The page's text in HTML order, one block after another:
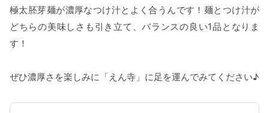
極太胚芽麺が濃厚なつけ汁とよく合うんです！麺とつけ汁が
どちらの美味しさも引き立て、バランスの良い1品となりま
す！
ぜひ濃厚さを楽しみに「えん寺」に足を運んでみてください♪